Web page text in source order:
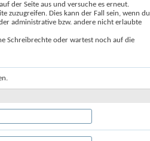
der Seite aus und versuche es erneut.
zuzugreifen. Dies kann der Fall sein, wenn du
administrative bzw. andere nicht erlaubte
Schreibrechte oder wartest noch auf die